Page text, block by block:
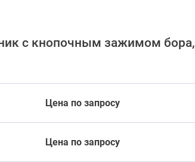
с кнопочным зажимом бора,
Цена по запросу
Цена по запросу